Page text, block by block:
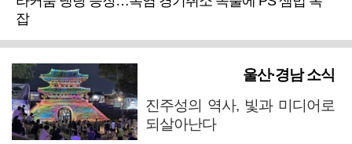
잡
울산·경남 소식
진주성의 역사, 빛과 미디어로
되살아난다